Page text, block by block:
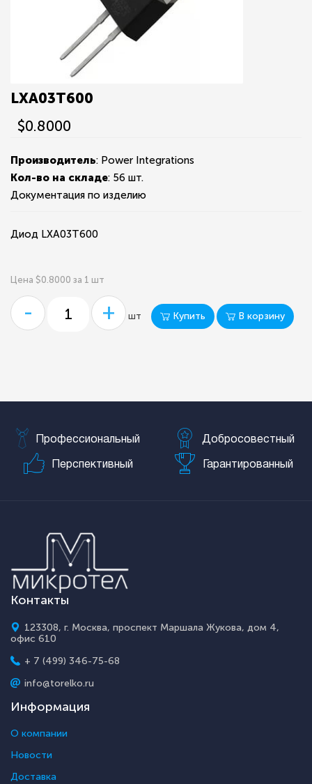
LXA03T600
$0.8000
Производитель: Power Integrations
Кол-во на складе: 56 шт.
Документация по изделию
Диод LXA03T600
Цена $0.8000 за 1 шт
- + шт Купить В корзину
Профессиональный Добросовестный
Перспективный Гарантированный
Контакты
123308, г. Москва, проспект Маршала Жукова, дом 4,
офис 610
+ 7 (499) 346-75-68
info@torelko.ru
Информация
О компании
Новости
Доставка